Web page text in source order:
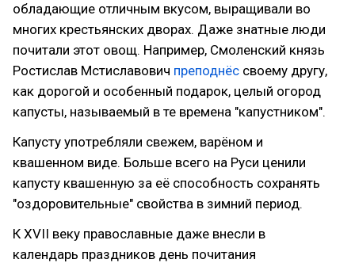
обладающие отличным вкусом, выращивали во
многих крестьянских дворах. Даже знатные люди
почитали этот овощ. Например, Смоленский князь
Ростислав Мстиславович преподнёс своему другу,
как дорогой и особенный подарок, целый огород
капусты, называемый в те времена "капустником".
Капусту употребляли свежем, варёном и
квашенном виде. Больше всего на Руси ценили
капусту квашенную за её способность сохранять
"оздоровительные" свойства в зимний период.
К XVII веку православные даже внесли в
календарь праздников день почитания